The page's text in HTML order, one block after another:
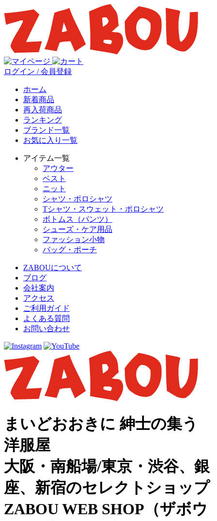
ログイン / 会員登録
ホーム
新着商品
再入荷商品
ランキング
ブランド一覧
お気に入り一覧
アイテム一覧
アウター
ベスト
ニット
シャツ・ポロシャツ
Tシャツ・スウェット・ポロシャツ
ボトムス（パンツ）
シューズ・ケア用品
ファッション小物
バッグ・ポーチ
ZABOUについて
ブログ
会社案内
アクセス
ご利用ガイド
よくある質問
お問い合わせ
まいどおおきに 紳士の集う
洋服屋
大阪・南船場/東京・渋谷、銀
座、新宿のセレクトショップ
ZABOU WEB SHOP（ザボウ